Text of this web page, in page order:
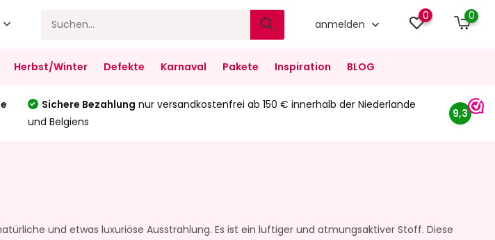
anmelden
0 0
Herbst/Winter Defekte Karnaval Pakete Inspiration BLOG
Sichere Bezahlung nur versandkostenfrei ab 150 € innerhalb der Niederlande
und Belgiens
9,3
und etwas luxuriöse Ausstrahlung. Es ist ein luftiger und atmungsaktiver Stoff. Diese